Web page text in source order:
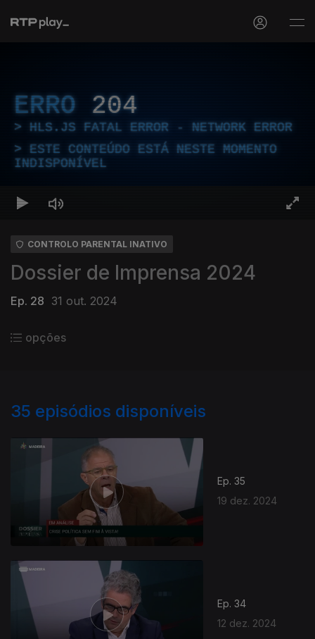
ERRO 204
HLS.JS FATAL ERROR - NETWORK ERROR
ESTE CONTEÚDO ESTÁ NESTE MOMENTO
INDISPONÍVEL
CONTROLO PARENTAL INATIVO
Dossier de Imprensa 2024
Ep. 28 31 out. 2024
opções
35 episódios disponíveis
Ep. 35
19 dez. 2024
Ep. 34
12 dez. 2024